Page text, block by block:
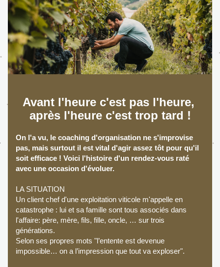
Avant l'heure c'est pas l'heure,
après l'heure c'est trop tard !
On l'a vu, le coaching d'organisation ne s'improvise
pas, mais surtout il est vital d'agir assez tôt pour qu'il
soit efficace ! Voici l'histoire d'un rendez-vous raté
avec une occasion d'évoluer.
LA SITUATION
Un client chef d'une exploitation viticole m'appelle en
catastrophe : lui et sa famille sont tous associés dans
l'affaire: père, mère, fils, fille, oncle, … sur trois
générations.
Selon ses propres mots "l’entente est devenue
impossible… on a l’impression que tout va exploser".